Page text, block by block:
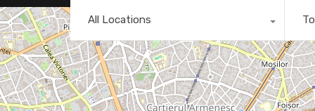
All Locations